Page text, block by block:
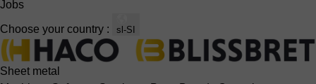
Jobs
Choose your country : sl-SI
Sheet metal